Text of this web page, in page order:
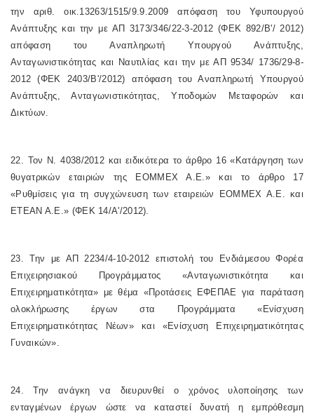
την αριθ. οικ.13263/1515/9.9.2009 απόφαση του Υφυπουργού
Ανάπτυξης και την με ΑΠ 3173/346/22-3-2012 (ΦΕΚ 892/Β'/ 2012)
απόφαση του Αναπληρωτή Υπουργού Ανάπτυξης,
Ανταγωνιστικότητας και Ναυτιλίας και την με ΑΠ 9534/ 1736/29-8-
2012 (ΦΕΚ 2403/Β'/2012) απόφαση του Αναπληρωτή Υπουργού
Ανάπτυξης, Ανταγωνιστικότητας, Υποδομών Μεταφορών και
Δικτύων.
22. Τον Ν. 4038/2012 και ειδικότερα το άρθρο 16 «Κατάργηση των
θυγατρικών εταιριών της ΕΟΜΜΕΧ Α.Ε.» και το άρθρο 17
«Ρυθμίσεις για τη συγχώνευση των εταιρειών ΕΟΜΜΕΧ Α.Ε. και
ΕΤΕΑΝ Α.Ε.» (ΦΕΚ 14/Α'/2012).
23. Την με ΑΠ 2234/4-10-2012 επιστολή του Ενδιάμεσου Φορέα
Επιχειρησιακού Προγράμματος «Ανταγωνιστικότητα και
Επιχειρηματικότητα» με θέμα «Προτάσεις ΕΦΕΠΑΕ για παράταση
ολοκλήρωσης έργων στα Προγράμματα «Ενίσχυση
Επιχειρηματικότητας Νέων» και «Ενίσχυση Επιχειρηματικότητας
Γυναικών».
24. Την ανάγκη να διευρυνθεί ο χρόνος υλοποίησης των
ενταγμένων έργων ώστε να καταστεί δυνατή η εμπρόθεσμη